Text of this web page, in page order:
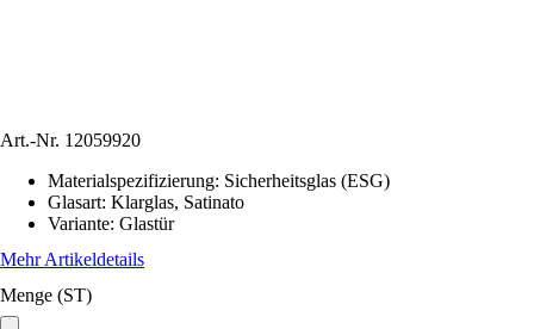
Art.-Nr. 12059920
Materialspezifizierung: Sicherheitsglas (ESG)
Glasart: Klarglas, Satinato
Variante: Glastür
Mehr Artikeldetails
Menge (ST)